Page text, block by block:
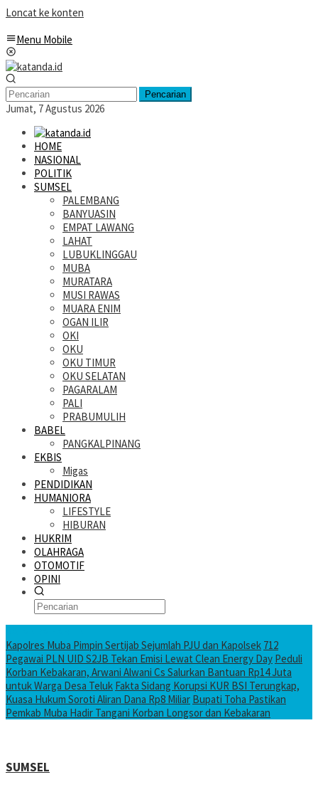
Loncat ke konten
Menu Mobile
Pencarian
Jumat, 7 Agustus 2026
HOME
NASIONAL
POLITIK
SUMSEL
PALEMBANG
BANYUASIN
EMPAT LAWANG
LAHAT
LUBUKLINGGAU
MUBA
MURATARA
MUSI RAWAS
MUARA ENIM
OGAN ILIR
OKI
OKU
OKU TIMUR
OKU SELATAN
PAGARALAM
PALI
PRABUMULIH
BABEL
PANGKALPINANG
EKBIS
Migas
PENDIDIKAN
HUMANIORA
LIFESTYLE
HIBURAN
HUKRIM
OLAHRAGA
OTOMOTIF
OPINI
Kapolres Muba Pimpin Sertijab Sejumlah PJU dan Kapolsek 712
Pegawai PLN UID S2JB Tekan Emisi Lewat Clean Energy Day Peduli
Korban Kebakaran, Arwani Alwani Cs Salurkan Bantuan Rp14 Juta
untuk Warga Desa Teluk Fakta Sidang Korupsi KUR BSI Terungkap,
Kuasa Hukum Soroti Aliran Dana Rp8 Miliar Bupati Toha Pastikan
Pemkab Muba Hadir Tangani Korban Longsor dan Kebakaran
SUMSEL